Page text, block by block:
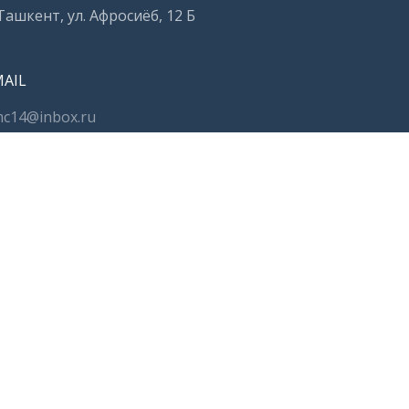
ул. Афросиёб, 12 Б